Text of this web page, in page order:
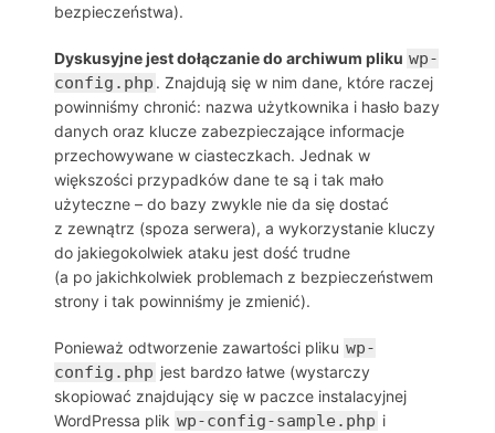
bezpieczeństwa).
Dyskusyjne jest dołączanie do archiwum pliku wp-
config.php . Znajdują się w nim dane, które raczej
powinniśmy chronić: nazwa użytkownika i hasło bazy
danych oraz klucze zabezpieczające informacje
przechowywane w ciasteczkach. Jednak w
większości przypadków dane te są i tak mało
użyteczne – do bazy zwykle nie da się dostać
z zewnątrz (spoza serwera), a wykorzystanie kluczy
do jakiegokolwiek ataku jest dość trudne
(a po jakichkolwiek problemach z bezpieczeństwem
strony i tak powinniśmy je zmienić).
Ponieważ odtworzenie zawartości pliku wp-
config.php jest bardzo łatwe (wystarczy
skopiować znajdujący się w paczce instalacyjnej
WordPressa plik wp-config-sample.php i